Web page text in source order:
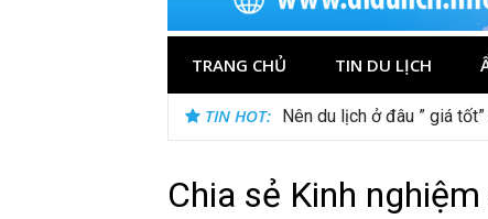
TRANG CHỦ TIN DU LỊCH
TIN HOT: Nên du lịch ở đâu ” giá
Chia sẻ Kinh